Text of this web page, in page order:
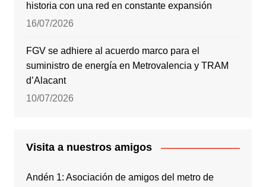
historia con una red en constante expansión
16/07/2026
FGV se adhiere al acuerdo marco para el
suministro de energía en Metrovalencia y TRAM
d’Alacant
10/07/2026
Visita a nuestros amigos
Andén 1: Asociación de amigos del metro de